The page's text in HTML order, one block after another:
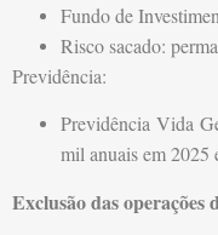
Fundo de
Risco sacado:
Previdência:
Previdência Vida
mil anuais em 2025
Exclusão das operações